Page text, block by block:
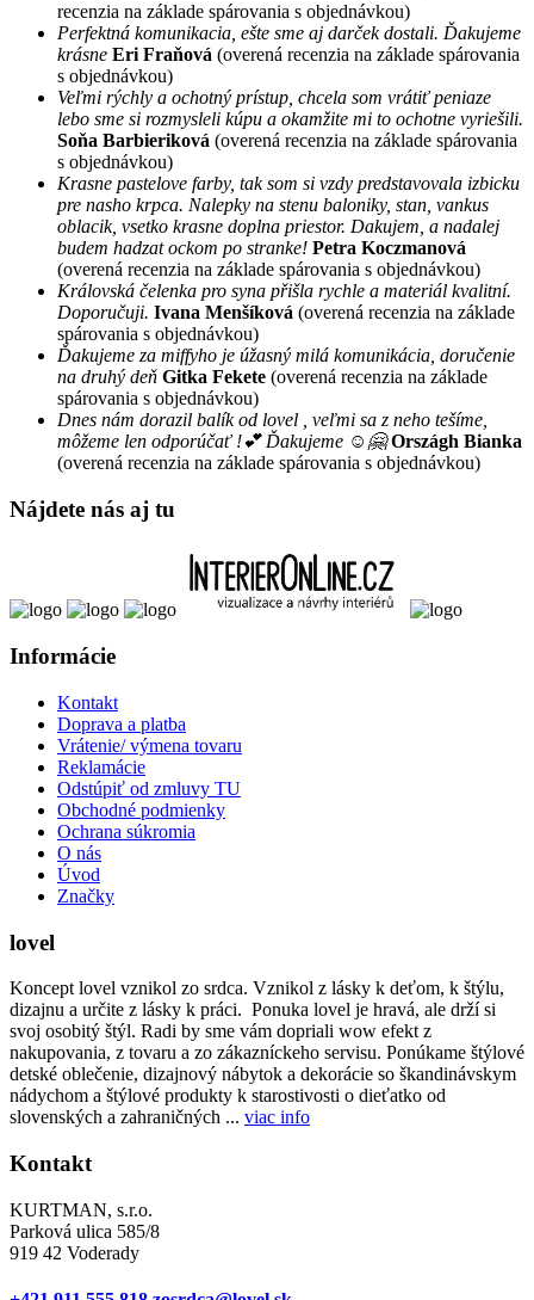
recenzia na základe spárovania s objednávkou)
Perfektná komunikacia, ešte sme aj darček dostali. Ďakujeme
krásne Eri Fraňová (overená recenzia na základe spárovania
s objednávkou)
Veľmi rýchly a ochotný prístup, chcela som vrátiť peniaze
lebo sme si rozmysleli kúpu a okamžite mi to ochotne vyriešili.
Soňa Barbieriková (overená recenzia na základe spárovania
s objednávkou)
Krasne pastelove farby, tak som si vzdy predstavovala izbicku
pre nasho krpca. Nalepky na stenu baloniky, stan, vankus
oblacik, vsetko krasne doplna priestor. Dakujem, a nadalej
budem hadzat ockom po stranke! Petra Koczmanová
(overená recenzia na základe spárovania s objednávkou)
Královská čelenka pro syna přišla rychle a materiál kvalitní.
Doporučuji. Ivana Menšíková (overená recenzia na základe
spárovania s objednávkou)
Ďakujeme za miffyho je úžasný milá komunikácia, doručenie
na druhý deň Gitka Fekete (overená recenzia na základe
spárovania s objednávkou)
Dnes nám dorazil balík od lovel , veľmi sa z neho tešíme,
môžeme len odporúčať !💕 Ďakujeme ☺️🤗 Országh Bianka
(overená recenzia na základe spárovania s objednávkou)
Nájdete nás aj tu
Informácie
Kontakt
Doprava a platba
Vrátenie/ výmena tovaru
Reklamácie
Odstúpiť od zmluvy TU
Obchodné podmienky
Ochrana súkromia
O nás
Úvod
Značky
lovel
Koncept lovel vznikol zo srdca. Vznikol z lásky k deťom, k štýlu,
dizajnu a určite z lásky k práci. Ponuka lovel je hravá, ale drží si
svoj osobitý štýl. Radi by sme vám dopriali wow efekt z
nakupovania, z tovaru a zo zákazníckeho servisu. Ponúkame štýlové
detské oblečenie, dizajnový nábytok a dekorácie so škandinávskym
nádychom a štýlové produkty k starostivosti o dieťatko od
slovenských a zahraničných ... viac info
Kontakt
KURTMAN, s.r.o.
Parková ulica 585/8
919 42 Voderady